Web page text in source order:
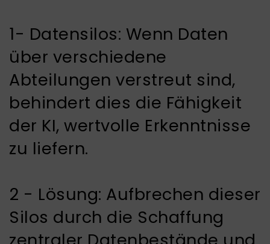
1- Datensilos: Wenn Daten
über verschiedene
Abteilungen verstreut sind,
behindert dies die Fähigkeit
der KI, wertvolle Erkenntnisse
zu liefern.
2 - Lösung: Aufbrechen dieser
Silos durch die Schaffung